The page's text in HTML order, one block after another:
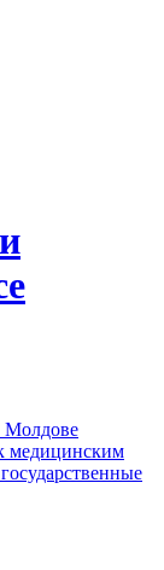
медицинским